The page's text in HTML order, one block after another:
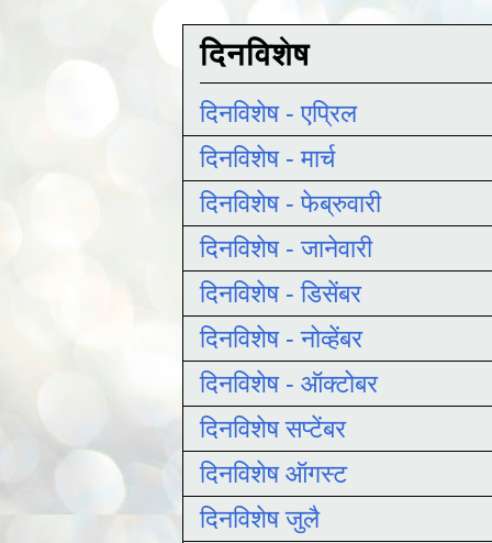
दिनविशेष
दिनविशेष - एप्रिल
दिनविशेष - मार्च
दिनविशेष - फेब्रुवारी
दिनविशेष - जानेवारी
दिनविशेष - डिसेंबर
दिनविशेष - नोव्हेंबर
दिनविशेष - ऑक्टोबर
दिनविशेष सप्टेंबर
दिनविशेष ऑगस्ट
दिनविशेष जुलै